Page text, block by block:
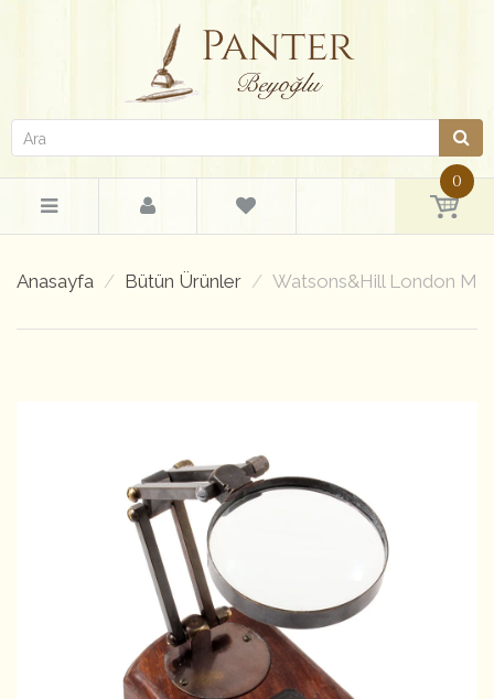
0
Anasayfa Bütün Ürünler Watsons&Hill London